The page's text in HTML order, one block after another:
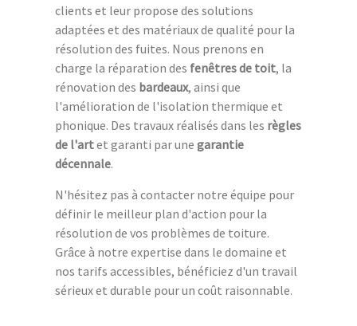
clients et leur propose des solutions
adaptées et des matériaux de qualité pour la
résolution des fuites. Nous prenons en
charge la réparation des fenêtres de toit, la
rénovation des bardeaux, ainsi que
l'amélioration de l'isolation thermique et
phonique. Des travaux réalisés dans les règles
de l'artet garanti par une garantie
décennale.
N'hésitez pas à contacter notre équipe pour
définir le meilleur plan d'action pour la
résolution de vos problèmes de toiture.
Grâce à notre expertise dans le domaine et
nos tarifs accessibles, bénéficiez d'un travail
sérieux et durable pour un coût raisonnable.